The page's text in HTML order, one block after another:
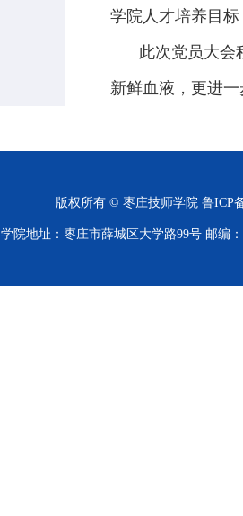
学院人才培养目
此次党员大会
新鲜血液，更进
版权所有 © 枣庄技师学院 鲁ICP
学院地址：枣庄市薛城区大学路99号 邮编：